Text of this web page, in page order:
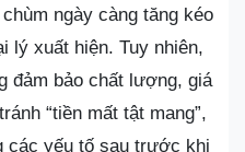
ngày càng tăng kéo
lý xuất hiện. Tuy nhiên,
đảm bảo chất lượng, giá
“tiền mất tật mang”,
các yếu tố sau trước khi